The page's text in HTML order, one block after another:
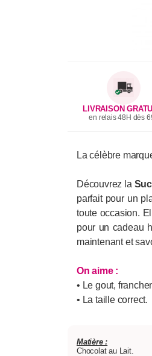
LIVRAISON
en relais 48H dès
La célèbre
Découvrez la
parfait pour un
toute occasion.
pour un cadeau
maintenant et
On aime :
• Le gout,
• La taille correct.
Matière :
Chocolat au Lait.